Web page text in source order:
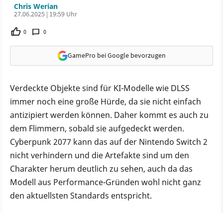
Chris Werian
27.06.2025 | 19:59 Uhr
0 0
GamePro bei Google bevorzugen
Verdeckte Objekte sind für KI-Modelle wie DLSS
immer noch eine große Hürde, da sie nicht einfach
antizipiert werden können. Daher kommt es auch zu
dem Flimmern, sobald sie aufgedeckt werden.
Cyberpunk 2077 kann das auf der Nintendo Switch 2
nicht verhindern und die Artefakte sind um den
Charakter herum deutlich zu sehen, auch da das
Modell aus Performance-Gründen wohl nicht ganz
den aktuellsten Standards entspricht.